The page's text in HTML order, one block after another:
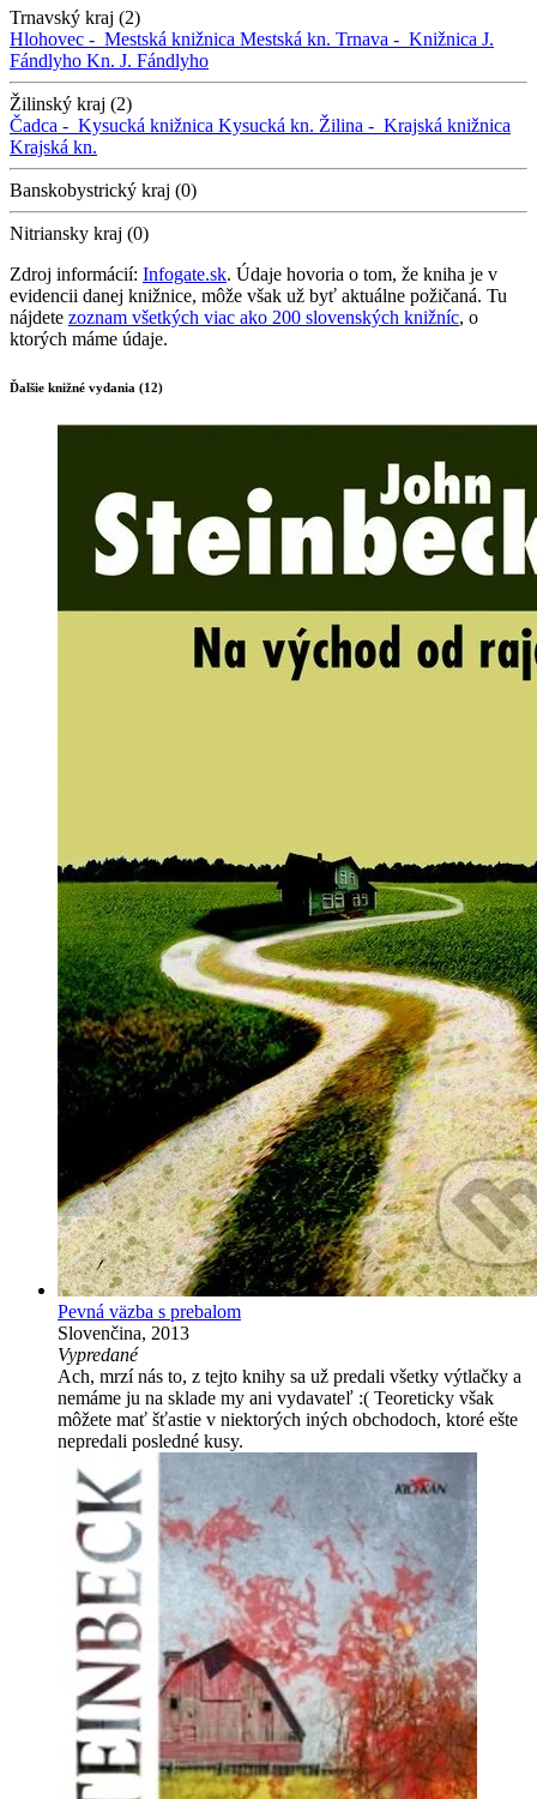
Trnavský kraj (2)
Hlohovec - Mestská knižnica Mestská kn. Trnava - Knižnica J.
Fándlyho Kn. J. Fándlyho
Žilinský kraj (2)
Čadca - Kysucká knižnica Kysucká kn. Žilina - Krajská knižnica
Krajská kn.
Banskobystrický kraj (0)
Nitriansky kraj (0)
Zdroj informácií: Infogate.sk. Údaje hovoria o tom, že kniha je v
evidencii danej knižnice, môže však už byť aktuálne požičaná. Tu
nájdete zoznam všetkých viac ako 200 slovenských knižníc, o
ktorých máme údaje.
Ďalšie knižné vydania (12)
Pevná väzba s prebalom
Slovenčina, 2013
Vypredané
Ach, mrzí nás to, z tejto knihy sa už predali všetky výtlačky a
nemáme ju na sklade my ani vydavateľ :( Teoreticky však
môžete mať šťastie v niektorých iných obchodoch, ktoré ešte
nepredali posledné kusy.